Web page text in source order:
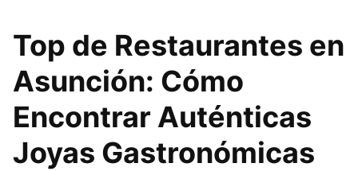
Top de Restaurantes en
Asunción: Cómo
Encontrar Auténticas
Joyas Gastronómicas